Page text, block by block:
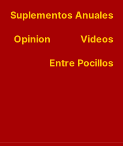
Suplementos Anuales
Opinion
Videos
Entre Pocillos